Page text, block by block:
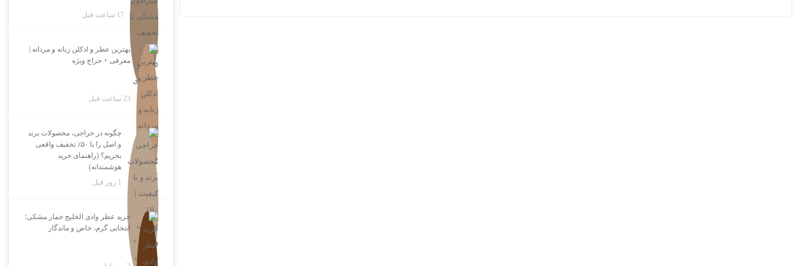
17 ساعت قبل
بهترین عطر و ادکلن زنانه و مردانه |
معرفی + حراج ویژه
23 ساعت قبل
چگونه در حراجی، محصولات برند
و اصل را با ۵۰٪ تخفیف واقعی
بخریم؟ (راهنمای خرید
هوشمندانه)
1 روز قبل
خرید عطر وادی الخلیج خمار مشکی؛
انتخابی گرم، خاص و ماندگار